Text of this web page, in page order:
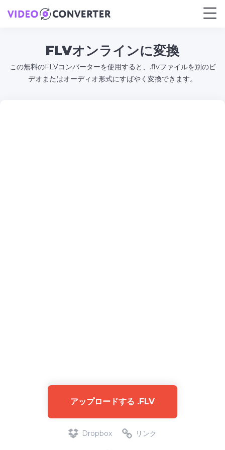
FLVオンラインに変換
この無料のFLVコンバーターを使用すると、.flvファイルを別のビ
デオまたはオーディオ形式にすばやく変換できます。
アップロードする .FLV
Dropbox リンク